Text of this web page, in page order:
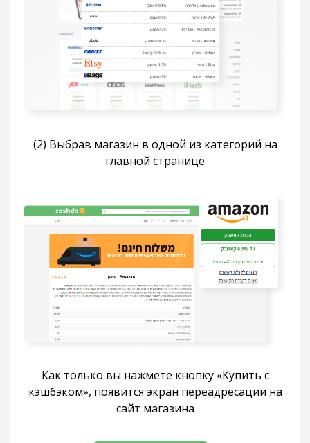
(2) Выбрав магазин в одной из категорий на
главной странице
Как только вы нажмете кнопку «Купить с
кэшбэком», появится экран переадресации на
сайт магазина